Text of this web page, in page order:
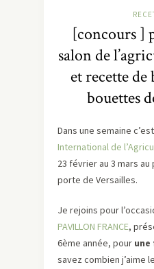
[concours ]
salon de
et recette de
bouettes
Dans une semaine
International de
23 février au 3 mars au
porte de Versailles.
Je rejoins pour
PAVILLON FRANCE,
6ème année, pour
savez combien j’aime